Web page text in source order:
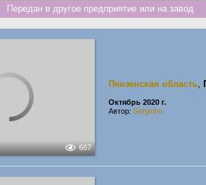
Передан в другое предприятие или на завод
667
Пензенская область,
Октябрь 2020 г.
Автор: Serginho